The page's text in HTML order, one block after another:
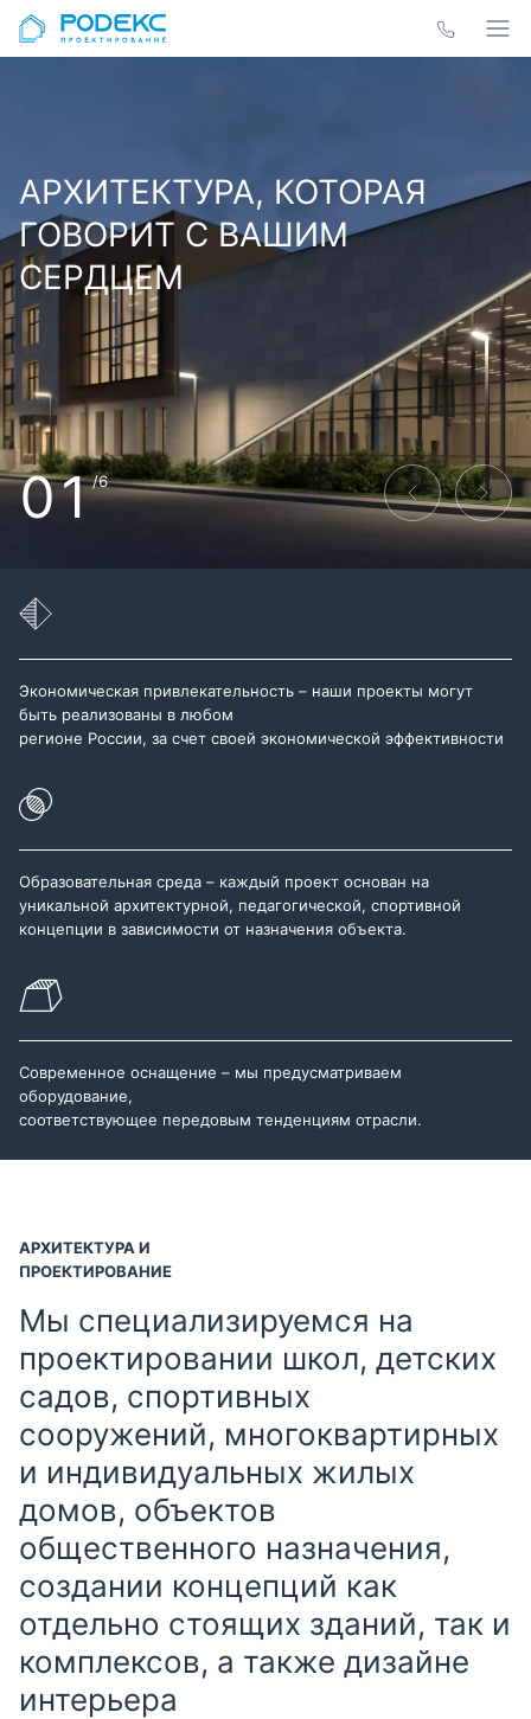
АРХИТЕКТУРА, КОТОРАЯ
ГОВОРИТ С ВАШИМ
СЕРДЦЕМ
01/6
Экономическая привлекательность – наши проекты могут
быть реализованы в любом
регионе России, за счет своей экономической эффективности
Образовательная среда – каждый проект основан на
уникальной архитектурной, педагогической, спортивной
концепции в зависимости от назначения объекта.
Современное оснащение – мы предусматриваем
оборудование,
соответствующее передовым тенденциям отрасли.
АРХИТЕКТУРА И
ПРОЕКТИРОВАНИЕ
Мы специализируемся на
проектировании школ, детских
садов, спортивных
сооружений, многоквартирных
и индивидуальных жилых
домов, объектов
общественного назначения,
создании концепций как
отдельно стоящих зданий, так и
комплексов, а также дизайне
интерьера